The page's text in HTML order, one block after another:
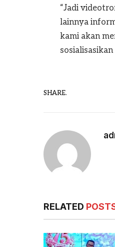
“Jadi
lainnya
kami akan
SHARE.
RELATED